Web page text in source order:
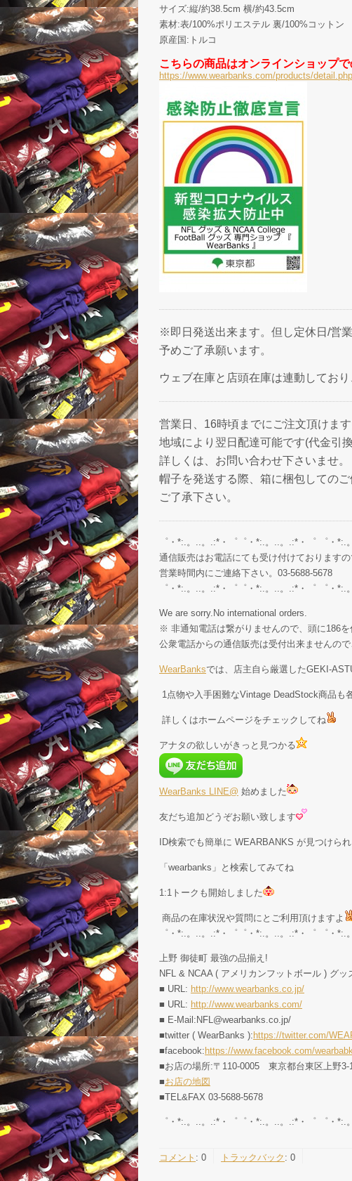
サイズ:縦/約38.5cm 横/約43.5cm
素材:表/100%ポリエステル 裏/100%コットン
原産国:トルコ
こちらの商品はオンラインショップ
https://www.wearbanks.com/products/
※即日発送出来ます。但し定休日/営
予めご了承願います。
ウェブ在庫と店頭在庫は連動してお
営業日、16時頃までにご注文頂けます
地域により翌日配達可能です(代金引
詳しくは、お問い合わせ下さいませ。
帽子を発送する際、箱に梱包してのご
ご了承下さい。
゜・*:.。..。.:*・゜゜・*:.。..。.:*・゜ ゜・
通信販売はお電話にても受け付けておりますの
営業時間内にご連絡下さい。03-5688-5678
゜・*:.。..。.:*・゜゜・*:.。..。.:*・゜ ゜・
We are sorry.No international orders.
※ 非通知電話は繋がりませんので、頭に186を
公衆電話からの通信販売は受付出来ませんので
WearBanksでは、店主自ら厳選したGEKI-
1点物や入手困難なVintage DeadStock商品も
詳しくはホームページをチェックしてね
アナタの欲しいがきっと見つかる
WearBanks LINE@ 始めました
友だち追加どうぞお願い致します
ID検索でも簡単に WEARBANKS が見つけられ
「wearbanks」と検索してみてね
1:1トークも開始しました
商品の在庫状況や質問にとご利用頂けますよ
゜・*:.。..。.:*・゜゜・*:.。..。.:*・゜ ゜・
上野 御徒町 最強の品揃え!
NFL & NCAA ( アメリカンフットボール ) グ
■ URL: http://www.wearbanks.co.jp/
■ URL: http://www.wearbanks.com/
■ E-Mail:NFL@wearbanks.co.jp/
■twitter ( WearBanks ): https://twitter.com/
■facebook: https://www.facebook.com/
■お店の場所:〒110-0005 東京都台東区上野
■お店の地図
■TEL&FAX 03-5688-5678
゜・*:.。..。.:*・゜゜・*:.。..。.:*・゜ ゜・
コメント : 0 トラックバック : 0